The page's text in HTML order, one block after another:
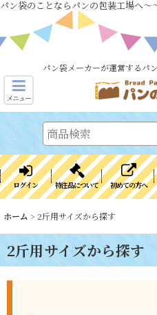
パン袋のことならパンの包装工場へ
パン袋メーカーが運営するパ
メニュー
ログイン 特注品について 初めての方へ
ホーム > 2斤用サイズから探す
2斤用サイズから探す